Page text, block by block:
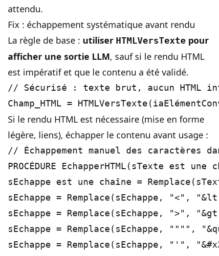
attendu.
Fix : échappement systématique avant rendu
La règle de base : utiliser HTMLVersTexte pour
afficher une sortie LLM, sauf si le rendu HTML
est impératif et que le contenu a été validé.
// Sécurisé : texte brut, aucun HTML
Si le rendu HTML est nécessaire (mise en forme
légère, liens), échapper le contenu avant usage :
// Échappement manuel des caractères
PROCÉDURE EchapperHTML(sTexte est
sEchappe est une chaîne =
sEchappe = Remplace(sEchappe, "<",
sEchappe = Remplace(sEchappe, ">",
sEchappe = Remplace(sEchappe, """",
sEchappe = Remplace(sEchappe, "'",